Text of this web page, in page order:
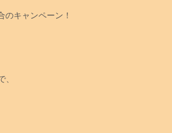
のキャンペーン！
、